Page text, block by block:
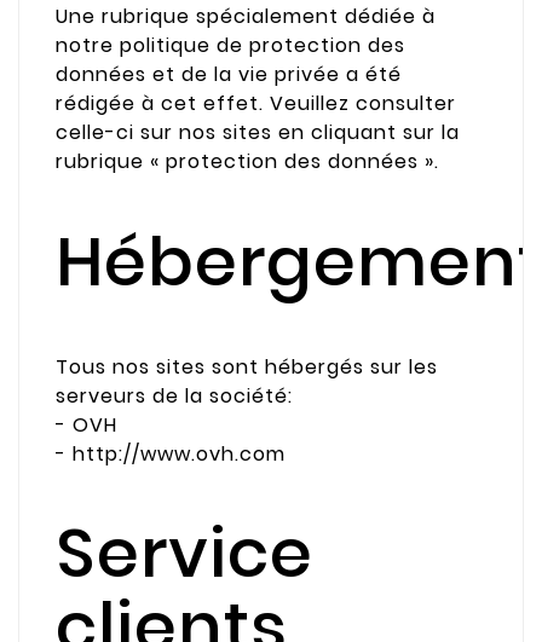
Une rubrique spécialement dédiée à
notre politique de protection des
données et de la vie privée a été
rédigée à cet effet. Veuillez consulter
celle-ci sur nos sites en cliquant sur la
rubrique « protection des données ».
Tous nos sites sont hébergés sur les
serveurs de la société:
- OVH
- http://www.ovh.com
Service